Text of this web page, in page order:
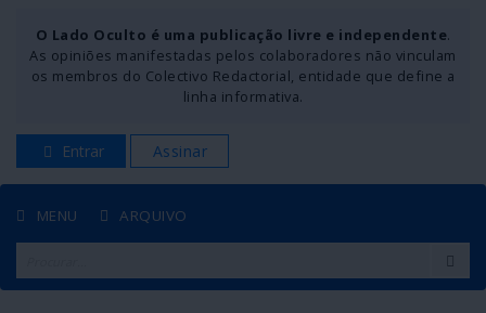
O Lado Oculto é uma publicação livre e independente.
As opiniões manifestadas pelos colaboradores não vinculam
os membros do Colectivo Redactorial, entidade que define a
linha informativa.
Entrar Assinar
MENU ARQUIVO